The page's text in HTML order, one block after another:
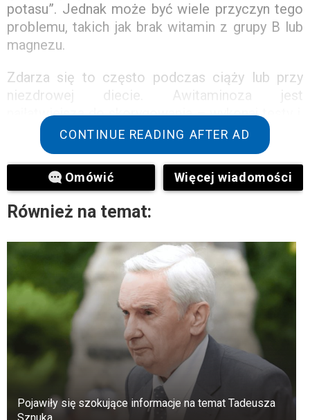
potasu”. Jednak może być wiele przyczyn tego
problemu, takich jak brak witamin z grupy B lub
magnezu.
Zdarza się to często podczas ciąży lub przy
niezdrowej diecie. Awitaminoza jest
najłatwiejsza do skorygowania – wykonaj testy i,
jeśli przyczyna naprawdę leży w niej, weź kurs
witamin.
Odwodnienie.
CONTINUE READING AFTER AD
Omówić Więcej wiadomości
Również na temat:
Pojawiły się szokujące informacje na temat Tadeusza